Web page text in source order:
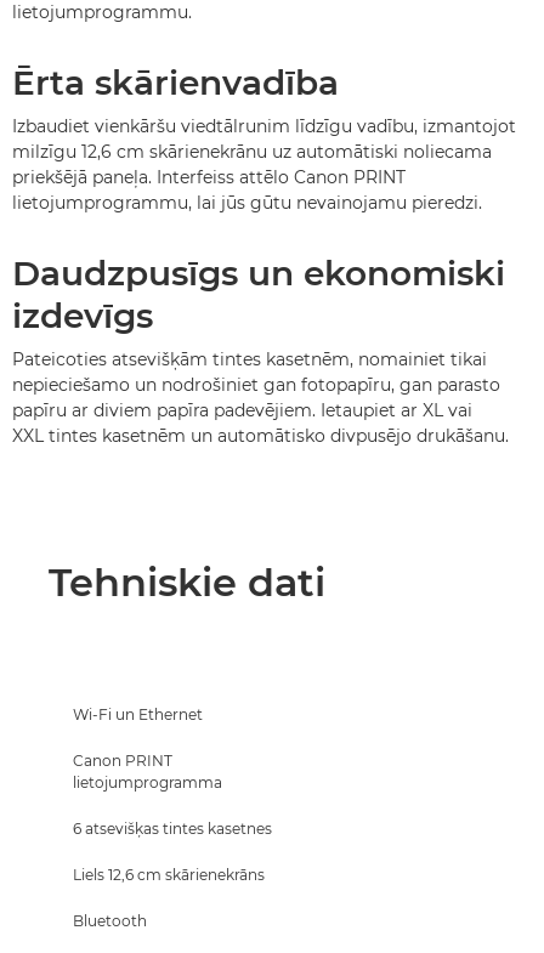
lietojumprogrammu.
Ērta skārienvadība
Izbaudiet vienkāršu viedtālrunim līdzīgu vadību, izmantojot
milzīgu 12,6 cm skārienekrānu uz automātiski noliecama
priekšējā paneļa. Interfeiss attēlo Canon PRINT
lietojumprogrammu, lai jūs gūtu nevainojamu pieredzi.
Daudzpusīgs un ekonomiski
izdevīgs
Pateicoties atsevišķām tintes kasetnēm, nomainiet tikai
nepieciešamo un nodrošiniet gan fotopapīru, gan parasto
papīru ar diviem papīra padevējiem. Ietaupiet ar XL vai
XXL tintes kasetnēm un automātisko divpusējo drukāšanu.
Tehniskie dati
Wi-Fi un Ethernet
Canon PRINT
lietojumprogramma
6 atsevišķas tintes kasetnes
Liels 12,6 cm skārienekrāns
Bluetooth